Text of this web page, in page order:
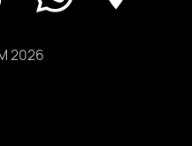
2026